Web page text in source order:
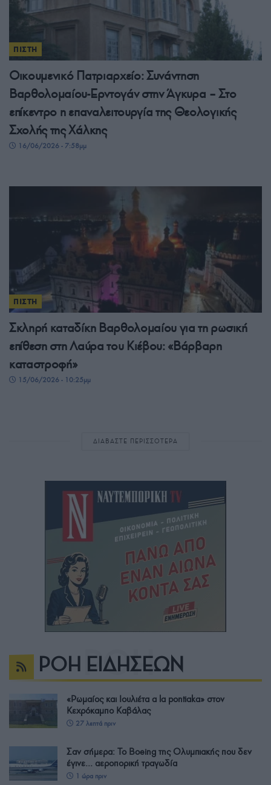
ΠΙΣΤΗ
Οικουμενικό Πατριαρχείο: Συνάντηση
Βαρθολομαίου-Ερντογάν στην Άγκυρα – Στο
επίκεντρο η επαναλειτουργία της Θεολογικής
Σχολής της Χάλκης
16/06/2026 - 7:58μμ
ΠΙΣΤΗ
Σκληρή καταδίκη Βαρθολομαίου για τη ρωσική
επίθεση στη Λαύρα του Κιέβου: «Βάρβαρη
καταστροφή»
15/06/2026 - 10:25μμ
ΔΙΑΒΑΣΤΕ ΠΕΡΙΣΣΟΤΕΡΑ
ΡΟΗ ΕΙΔΗΣΕΩΝ
«Ρωμαίος και Ιουλιέτα a la pontiaka» στον
Κεχρόκαμπο Καβάλας
27 λεπτά πριν
Σαν σήμερα: Το Boeing της Ολυμπιακής που δεν
έγινε… αεροπορική τραγωδία
1 ώρα πριν